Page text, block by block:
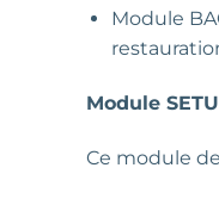
Module
Module
Ce module